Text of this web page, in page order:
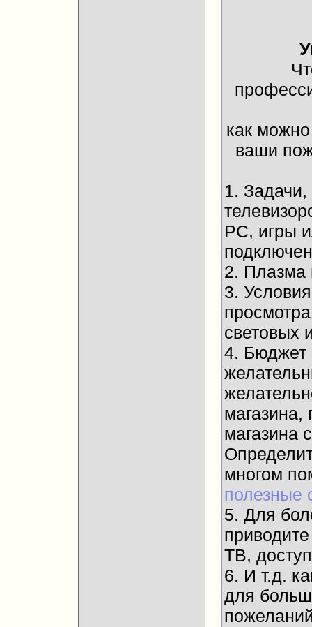
как
ваши
1.
PC, игры
2. Плазма
3.
световых
4. Бюджет
магазина,
магазина
многом
полезные
5. Для
ТВ,
6. И т.д.
для